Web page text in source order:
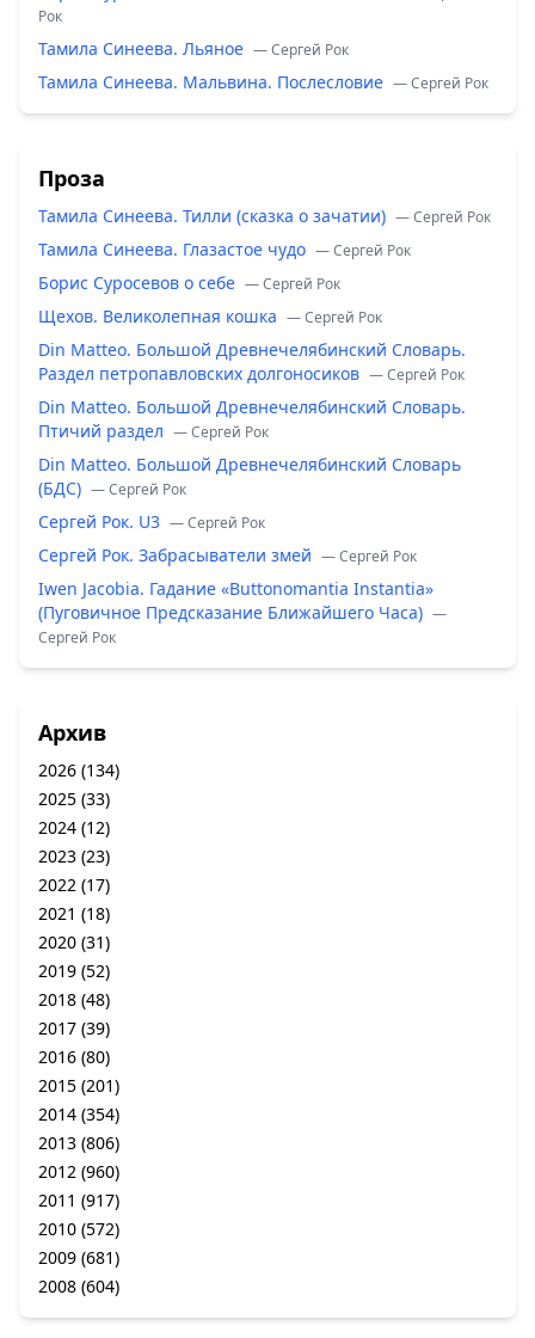
Рок
Тамила Синеева. Льяное — Сергей Рок
Тамила Синеева. Мальвина. Послесловие — Сергей Рок
Проза
Тамила Синеева. Тилли (сказка о зачатии) — Сергей Рок
Тамила Синеева. Глазастое чудо — Сергей Рок
Борис Суросевов о себе — Сергей Рок
Щехов. Великолепная кошка — Сергей Рок
Din Matteo. Большой Древнечелябинский Словарь.
Раздел петропавловских долгоносиков — Сергей Рок
Din Matteo. Большой Древнечелябинский Словарь.
Птичий раздел — Сергей Рок
Din Matteo. Большой Древнечелябинский Словарь
(БДС) — Сергей Рок
Сергей Рок. U3 — Сергей Рок
Сергей Рок. Забрасыватели змей — Сергей Рок
Iwen Jacobia. Гадание «Buttonomantia Instantia»
(Пуговичное Предсказание Ближайшего Часа) —
Сергей Рок
Архив
2026 (134)
2025 (33)
2024 (12)
2023 (23)
2022 (17)
2021 (18)
2020 (31)
2019 (52)
2018 (48)
2017 (39)
2016 (80)
2015 (201)
2014 (354)
2013 (806)
2012 (960)
2011 (917)
2010 (572)
2009 (681)
2008 (604)